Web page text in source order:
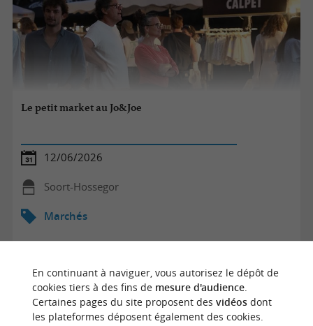
Le petit market au Jo&Joe
12/06/2026
Soort-Hossegor
Marchés
En continuant à naviguer, vous autorisez le dépôt de
cookies tiers à des fins de mesure d'audience.
Certaines pages du site proposent des vidéosdont
les plateformes déposent également des cookies.